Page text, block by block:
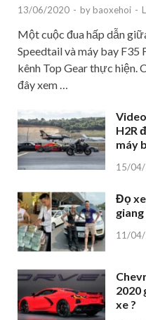
13/06/2020 - by baoxehoi -
Một cuộc đua hấp dẫn
Speedtail và máy bay F35
kênh Top Gear thực hiện.
đây xem …
H2R
máy
15/
Đọ xe
giang
11/
2020
xe ?